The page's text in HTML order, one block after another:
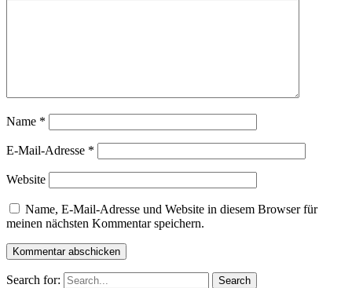
Name *
E-Mail-Adresse *
Website
Name, E-Mail-Adresse und Website in diesem Browser für
meinen nächsten Kommentar speichern.
Search for: